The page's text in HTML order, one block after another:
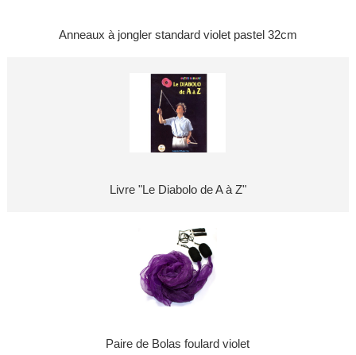
Anneaux à jongler standard violet pastel 32cm
Livre "Le Diabolo de A à Z"
Paire de Bolas foulard violet